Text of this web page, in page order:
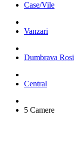
Case/Vile
Vanzari
Dumbrava
Central
5 Camere